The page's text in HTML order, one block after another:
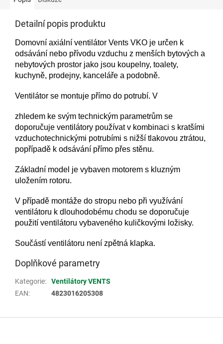
Detailní popis produktu
Domovní axiální ventilátor Vents VKO je určen k
odsávání nebo přívodu vzduchu z menších bytových a
nebytových prostor jako jsou koupelny, toalety,
kuchyně, prodejny, kanceláře a podobně.
Ventilátor se montuje přímo do potrubí. V
zhledem ke svým technickým parametrům se
doporučuje ventilátory používat v kombinaci s kratšími
vzduchotechnickými potrubími s nižší tlakovou ztrátou,
popřípadě k odsávání přímo přes stěnu.
Základní model je vybaven motorem s kluzným
uložením rotoru.
V případě montáže do stropu nebo při využívání
ventilátoru k dlouhodobému chodu se doporučuje
použití ventilátoru vybaveného kuličkovými ložisky.
Součástí ventilátoru není zpětná klapka.
Doplňkové parametry
Kategorie:
Ventilátory VENTS
EAN: 4823016205308